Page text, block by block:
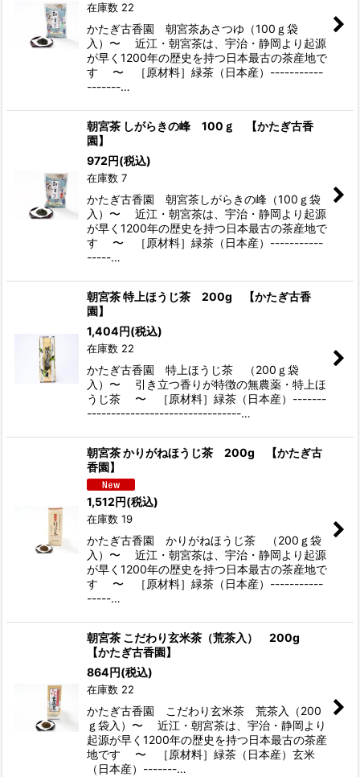
在庫数 22
かたぎ古香園 朝宮茶あさつゆ（100ｇ袋
入）〜 近江・朝宮茶は、宇治・静岡より起源
が早く1200年の歴史を持つ日本最古の茶産地で
す 〜 ［原材料］緑茶（日本産）-----------
-------…
朝宮茶 しがらきの峰 100ｇ 【かたぎ古香
園】
972円(税込)
在庫数 7
かたぎ古香園 朝宮茶しがらきの峰（100ｇ袋
入）〜 近江・朝宮茶は、宇治・静岡より起源
が早く1200年の歴史を持つ日本最古の茶産地で
す 〜 ［原材料］緑茶（日本産）-----------
-----…
朝宮茶 特上ほうじ茶 200g 【かたぎ古香
園】
1,404円(税込)
在庫数 22
かたぎ古香園 特上ほうじ茶 （200ｇ袋
入）〜 引き立つ香りが特徴の無農薬・特上ほ
うじ茶 〜 ［原材料］緑茶（日本産）-------
--------------------------------…
朝宮茶 かりがねほうじ茶 200g 【かたぎ古
香園】
1,512円(税込)
在庫数 19
かたぎ古香園 かりがねほうじ茶 （200ｇ袋
入）〜 近江・朝宮茶は、宇治・静岡より起源
が早く1200年の歴史を持つ日本最古の茶産地で
す 〜 ［原材料］緑茶（日本産）-----------
-----…
朝宮茶 こだわり玄米茶（荒茶入） 200g
【かたぎ古香園】
864円(税込)
在庫数 22
かたぎ古香園 こだわり玄米茶 荒茶入（200
ｇ袋入）〜 近江・朝宮茶は、宇治・静岡より
起源が早く1200年の歴史を持つ日本最古の茶産
地です 〜 ［原材料］緑茶（日本産）玄米
（日本産）-------…